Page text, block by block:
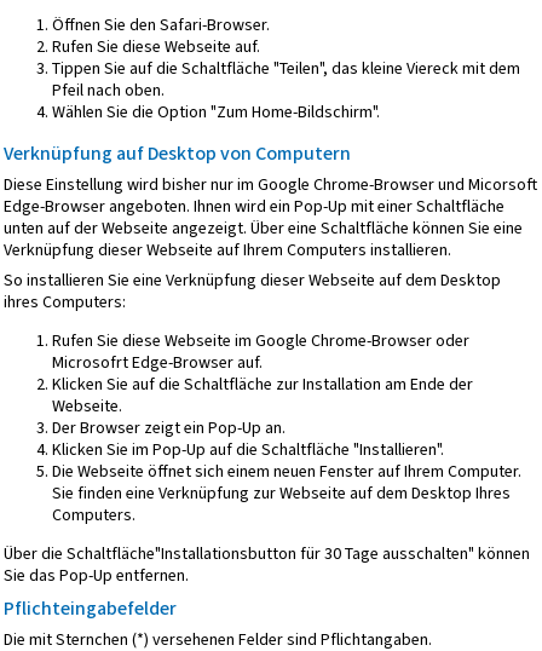
Öffnen Sie den Safari-Browser.
Rufen Sie diese Webseite auf.
Tippen Sie auf die Schaltfläche "Teilen", das kleine Viereck mit dem
Pfeil nach oben.
Wählen Sie die Option "Zum Home-Bildschirm".
Verknüpfung auf Desktop von Computern
Diese Einstellung wird bisher nur im Google Chrome-Browser und Micorsoft
Edge-Browser angeboten. Ihnen wird ein Pop-Up mit einer Schaltfläche
unten auf der Webseite angezeigt. Über eine Schaltfläche können Sie eine
Verknüpfung dieser Webseite auf Ihrem Computers installieren.
So installieren Sie eine Verknüpfung dieser Webseite auf dem Desktop
ihres Computers:
Rufen Sie diese Webseite im Google Chrome-Browser oder
Microsofrt Edge-Browser auf.
Klicken Sie auf die Schaltfläche zur Installation am Ende der
Webseite.
Der Browser zeigt ein Pop-Up an.
Klicken Sie im Pop-Up auf die Schaltfläche "Installieren".
Die Webseite öffnet sich einem neuen Fenster auf Ihrem Computer.
Sie finden eine Verknüpfung zur Webseite auf dem Desktop Ihres
Computers.
Über die Schaltfläche"Installationsbutton für 30 Tage ausschalten" können
Sie das Pop-Up entfernen.
Pflichteingabefelder
Die mit Sternchen (*) versehenen Felder sind Pflichtangaben.